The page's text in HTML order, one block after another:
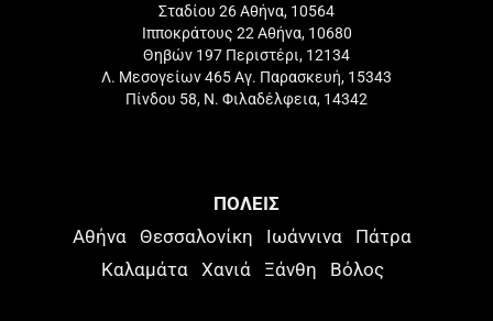
Σταδίου 26 Αθήνα, 10564
Ιπποκράτους 22 Αθήνα, 10680
Θηβών 197 Περιστέρι, 12134
Λ. Μεσογείων 465 Αγ. Παρασκευή, 15343
Πίνδου 58, Ν. Φιλαδέλφεια, 14342
ΠΟΛΕΙΣ
Αθήνα Θεσσαλονίκη Ιωάννινα
Πάτρα
Καλαμάτα
Χανιά Ξάνθη Βόλος